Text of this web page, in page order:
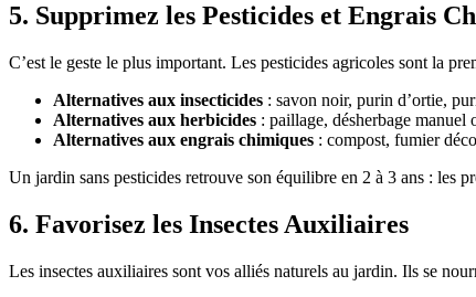
5. Supprimez les Pesticides et Engrais
C’est le geste le plus important. Les pesticides agricoles sont la
Alternatives aux insecticides : savon noir, purin d’ortie,
Alternatives aux herbicides : paillage, désherbage manuel
Alternatives aux engrais chimiques : compost, fumier
Un jardin sans pesticides retrouve son équilibre en 2 à 3 ans : les
6. Favorisez les Insectes Auxiliaires
Les insectes auxiliaires sont vos alliés naturels au jardin. Ils se